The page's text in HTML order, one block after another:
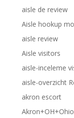
aisle de review
Aisle hookup
aisle review
Aisle visitors
aisle-inceleme
aisle-overzicht
akron escort